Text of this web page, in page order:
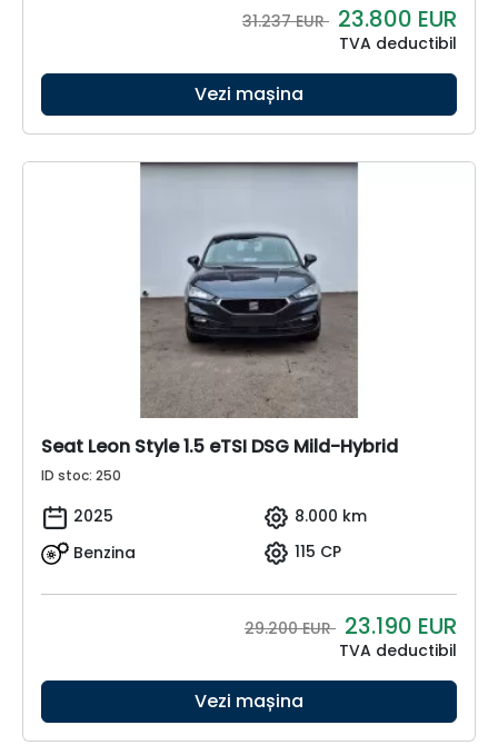
31.237 EUR 23.800 EUR
TVA deductibil
Vezi mașina
Seat Leon Style 1.5 eTSI DSG Mild-Hybrid
ID stoc: 250
2025
8.000 km
Benzina
115 CP
29.200 EUR 23.190 EUR
TVA deductibil
Vezi mașina